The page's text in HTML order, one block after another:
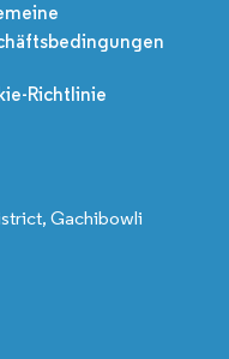
Richtlinie
Gachibowli